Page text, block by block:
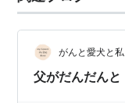
がんと愛犬と私
父がだんだんと